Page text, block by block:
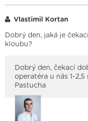
Vlastimil Kortan
Dobrý den, jaká je
kloubu?
Dobrý den, čekací
operatéra u nás 1-2,5
Pastucha